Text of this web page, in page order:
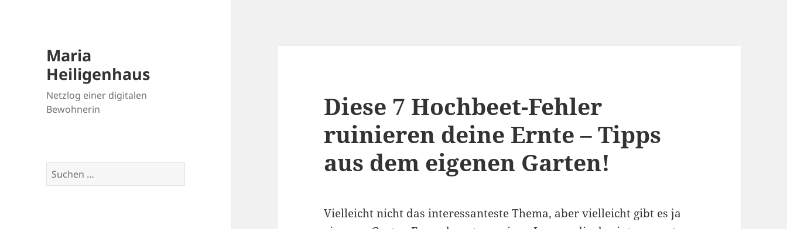
Maria
Heiligenhaus
Netzlog einer digitalen
Bewohnerin
Suchen
nach:
Diese 7 Hochbeet-Fehler
ruinieren deine Ernte – Tipps
aus dem eigenen Garten!
Vielleicht nicht das interessanteste Thema, aber vielleicht gibt es ja